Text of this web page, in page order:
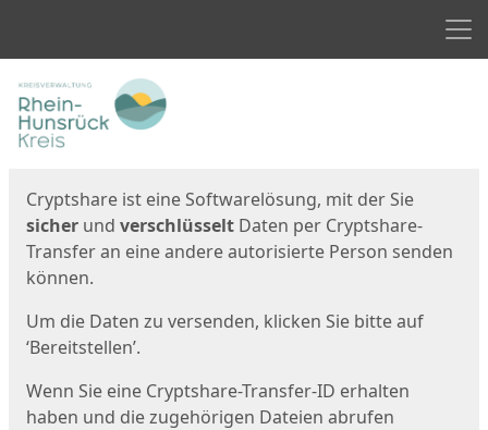
Start
Cryptshare ist eine Softwarelösung, mit der Sie
sicher und verschlüsselt Daten per Cryptshare-
Transfer an eine andere autorisierte Person senden
können.
Um die Daten zu versenden, klicken Sie bitte auf
‘Bereitstellen’.
Wenn Sie eine Cryptshare-Transfer-ID erhalten
haben und die zugehörigen Dateien abrufen